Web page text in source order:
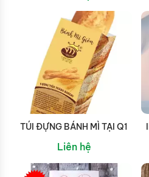
TÚI ĐỰNG BÁNH MÌ TẠI Q1
Liên hệ